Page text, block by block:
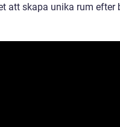
att skapa unika rum efter